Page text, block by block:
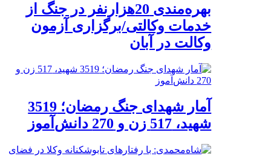
بهره‌مندی 20هزارنفر در جنگ از
خدمات وکالتی/برگزاری آزمون
وکالت در آبان
آمار شهدای جنگ رمضان؛ 3519
شهید، 517 زن و 270 دانش‌آموز